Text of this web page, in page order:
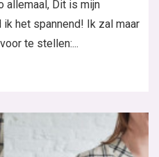
allemaal, Dit is mijn
het spannend! Ik zal maar
te stellen:...